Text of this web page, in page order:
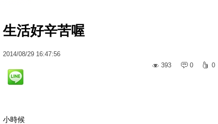
生活好辛苦喔
2014/08/29 16:47:56
393
0 0
小時候